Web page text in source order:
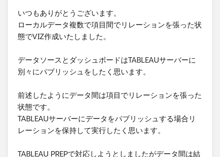
いつもありがとうございます。
ローカルデータ複数で項目間でリレーションを張った状
態でVIZ作成いたしました。
データソースとダッシュボードはTABLEAUサーバーに
別々にパブリッシュをしたく思います。
前述したようにデータ間は項目でリレーションを張った
状態です。
​TABLEAUサーバーにデータをパブリッシュする場合リ
レーションを保持して実行したく思います。
TABLEAU PREPで対応しようとしましたがデータ間は結